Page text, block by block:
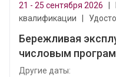
21 - 25 сентября 2026
квалификации
Бережливая
числовым
Другие даты: